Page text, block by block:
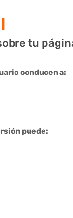
tu
conducen a:
puede: